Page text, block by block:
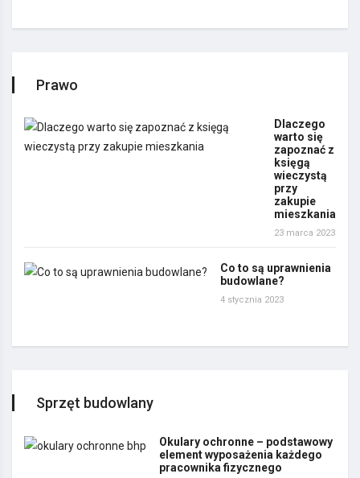
Prawo
Dlaczego
warto się
zapoznać z
księgą
wieczystą
przy
zakupie
mieszkania
23 marca 2023
Co to są uprawnienia
budowlane?
4 stycznia 2023
Sprzęt budowlany
Okulary ochronne – podstawowy
element wyposażenia każdego
pracownika fizycznego